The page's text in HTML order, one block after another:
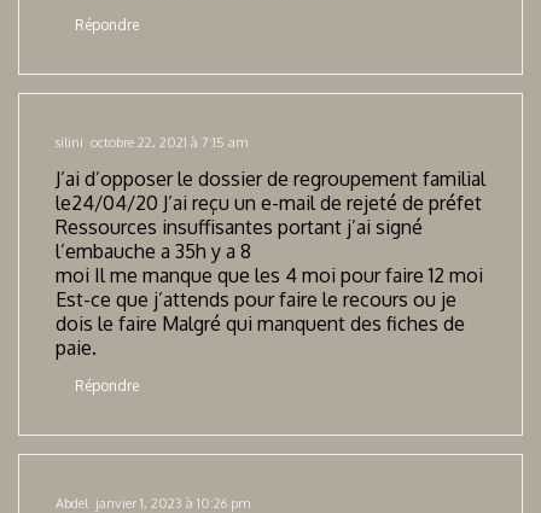
Répondre
silini octobre 22, 2021 à 7:15 am
J’ai d’opposer le dossier de regroupement familial
le24/04/20 J’ai reçu un e-mail de rejeté de préfet
Ressources insuffisantes portant j’ai signé
l’embauche a 35h y a 8
moi Il me manque que les 4 moi pour faire 12 moi
Est-ce que j’attends pour faire le recours ou je
dois le faire Malgré qui manquent des fiches de
paie.
Répondre
Abdel janvier 1, 2023 à 10:26 pm